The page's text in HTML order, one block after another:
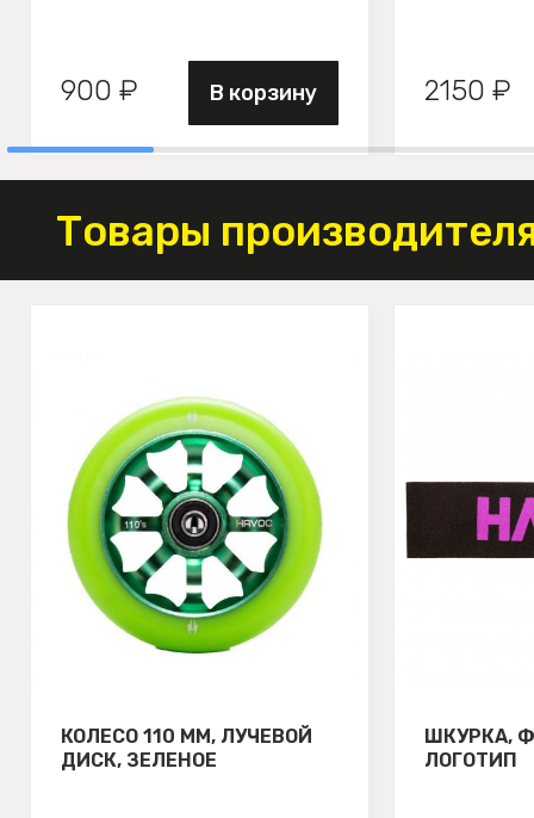
900 ₽ В корзину 2150 ₽
Товары
КОЛЕСО 110 ММ, ЛУЧЕВОЙ
ДИСК, ЗЕЛЕНОЕ
ШКУРКА,
ЛОГОТИП